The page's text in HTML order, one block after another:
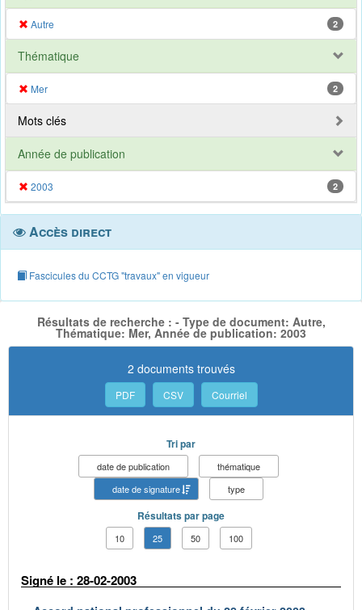
Autre 2
Thématique
Mer 2
Mots clés
Année de publication
2003 2
Accès direct
Fascicules du CCTG "travaux" en vigueur
Résultats de recherche : - Type de document: Autre,
Thématique: Mer, Année de publication: 2003
2 documents trouvés
PDF CSV Courriel
Tri par
date de publication
thématique
date de signature
type
Résultats par page
10 25 50 100
Signé le : 28-02-2003